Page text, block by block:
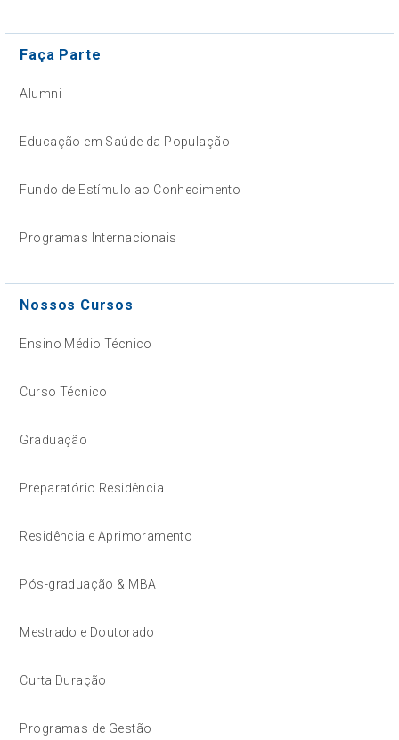
Faça Parte
Alumni
Educação em Saúde da População
Fundo de Estímulo ao Conhecimento
Programas Internacionais
Nossos Cursos
Ensino Médio Técnico
Curso Técnico
Graduação
Preparatório Residência
Residência e Aprimoramento
Pós-graduação & MBA
Mestrado e Doutorado
Curta Duração
Programas de Gestão